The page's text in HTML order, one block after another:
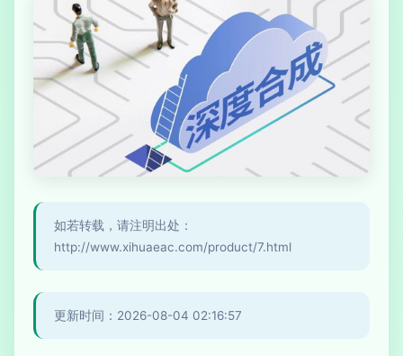
如若转载，请注明出处：
http://www.xihuaeac.com/product/7.html
更新时间：2026-08-04 02:16:57